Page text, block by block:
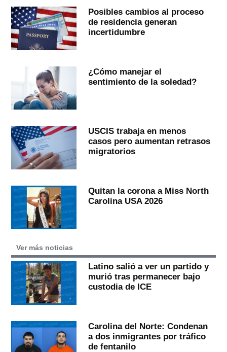
Posibles cambios al proceso
de residencia generan
incertidumbre
¿Cómo manejar el
sentimiento de la soledad?
USCIS trabaja en menos
casos pero aumentan retrasos
migratorios
Quitan la corona a Miss North
Carolina USA 2026
Ver más noticias
Latino salió a ver un partido y
murió tras permanecer bajo
custodia de ICE
Carolina del Norte: Condenan
a dos inmigrantes por tráfico
de fentanilo